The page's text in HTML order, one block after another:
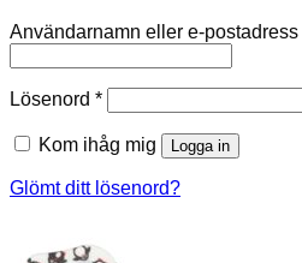
Användarnamn eller e-postadress
Lösenord *
Kom ihåg mig Logga in
Glömt ditt lösenord?